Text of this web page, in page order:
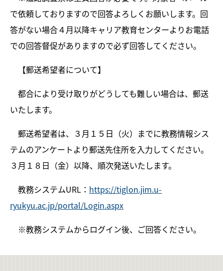
で依頼しておりますので回答よろしくお願いします。回
答がない場合４月以降キャリア教育センターよりお電話
での回答督促がありますので必ず回答してください。
【郵送希望者について】
都合により受け取りがどうしても難しい場合は、郵送
いたします。
郵送希望者は、３月１５日（火）までに教務情報シス
テムのアンケートより郵送先住所を入力してください。
３月１８日（金）以降、順次発送いたします。
教務システムURL： https://tiglon.jim.u-
ryukyu.ac.jp/portal/Login.aspx
※教務システムからログイン後、ご回答ください。